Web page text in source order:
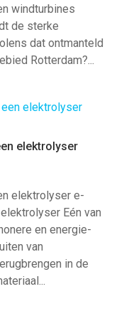
windturbines
de sterke
dat ontmanteld
Rotterdam?...
elektrolyser
elektrolyser e-
Eén van
en energie-
van
in de